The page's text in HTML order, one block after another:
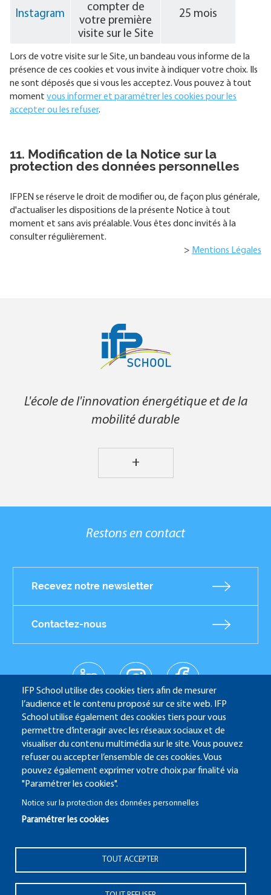
IFP School utilise des cookies tiers afin de mesurer
l’audience et le contenu proposé sur ce site web. IFP
School utilise également des cookies tiers pour vous
permettre d’interagir avec les réseaux sociaux et de
visualiser du contenu multimédia sur le site. Vous pouvez
refuser ou accepter l’ensemble de ces cookies. Vous
pouvez également exprimer votre choix par finalité via
"Paramétrer les cookies".
Notice sur la protection des données personnelles
Paramétrer les cookies
TOUT ACCEPTER
Instagram
compter de
votre première
visite sur le Site
25 mois
Lors de votre visite sur le Site, un bandeau vous informe de la
présence de ces cookies et vous invite à indiquer votre choix. Ils
ne sont déposés que si vous les acceptez. Vous pouvez à tout
moment vous informer et paramétrer les cookies pour les
accepter ou les refuser.
11. Modification de la Notice sur la
protection des données personnelles
IFPEN se réserve le droit de modifier ou, de façon plus générale,
d'actualiser les dispositions de la présente Notice à tout
moment et sans avis préalable. Vous êtes donc invités à la
consulter régulièrement.
> Mentions Légales
L'école de l'innovation énergétique et de la
mobilité durable
+
Restons en contact
Recevez notre newsletter
Contactez-nous
Réseaux
sociaux
linkedin
instagr
facebo
youtub
e
IFP School - 232 Avenue Napoléon Bonaparte - 92852
Rueil-Malmaison
de
ALUMNI SITE CANDIDATURE
ECAMPUS
IFP ENERGIES NOUVELLES